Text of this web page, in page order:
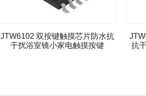
JTW6003 三键电容触摸芯片防水
抗干扰触控开关（高电平有效）
抗